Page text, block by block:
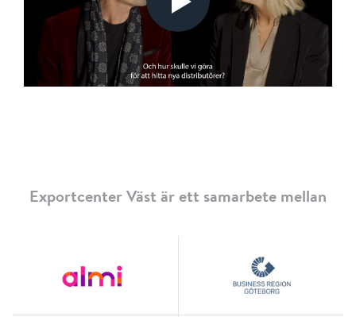
Exportcenter Väst är ett samarbete mellan